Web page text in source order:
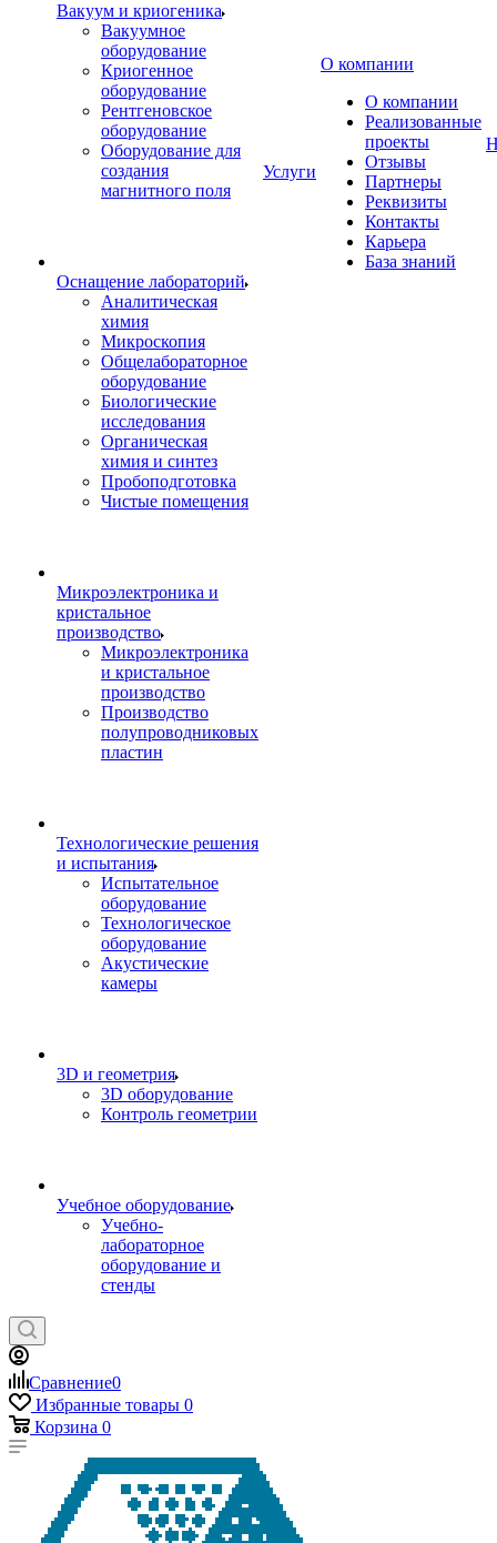
Вакуум и криогеника
Вакуумное
оборудование
Криогенное
оборудование
Рентгеновское
оборудование
Оборудование для
создания
магнитного поля
Оснащение лабораторий
Аналитическая
химия
Микроскопия
Общелабораторное
оборудование
Биологические
исследования
Органическая
химия и синтез
Пробоподготовка
Чистые помещения
Микроэлектроника и
кристальное
производство
Микроэлектроника
и кристальное
производство
Производство
полупроводниковых
пластин
Технологические решения
и испытания
Испытательное
оборудование
Технологическое
оборудование
Акустические
камеры
3D и геометрия
3D оборудование
Контроль геометрии
Учебное оборудование
Учебно-
лабораторное
оборудование и
стенды
Услуги
О компании
О компании
Реализованные
проекты
Отзывы
Партнеры
Реквизиты
Контакты
Карьера
База знаний
Сравнение0
Избранные товары 0
Корзина 0